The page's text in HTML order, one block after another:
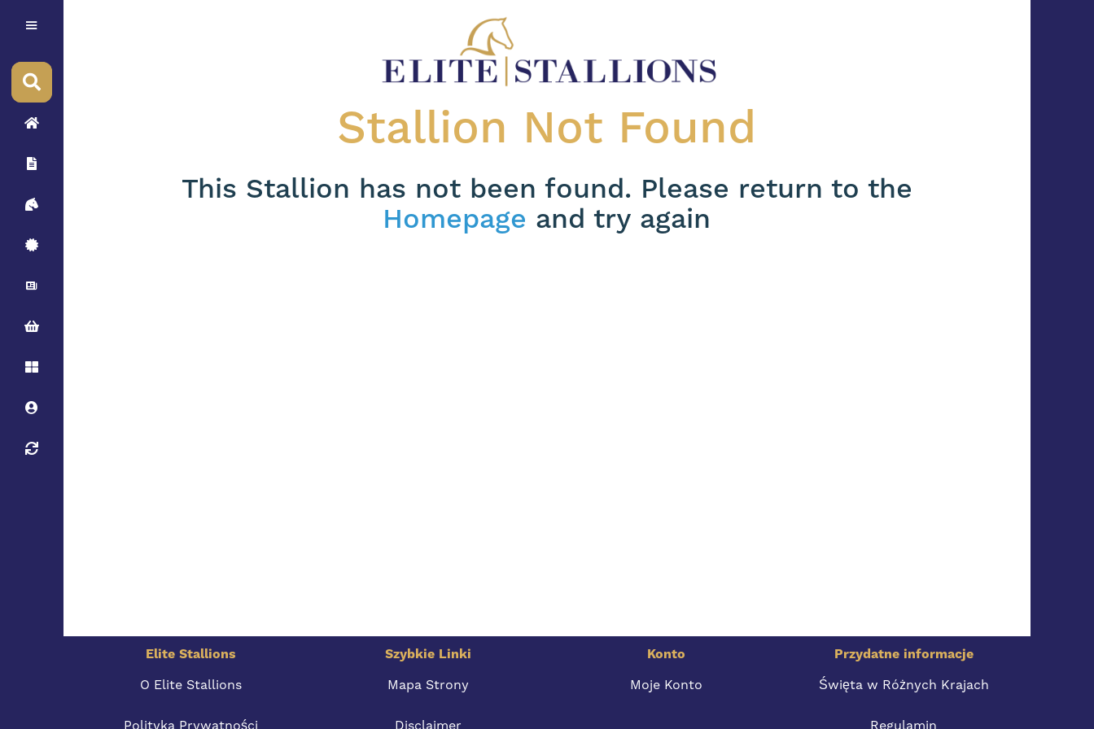
Stallion Not Found
This Stallion has not been found. Please return to the
Homepage and try again
Elite Stallions Szybkie Linki Konto
Przydatne informacje
O Elite Stallions
Mapa Strony Moje Konto Święta w Różnych Krajach
Polityka Prywatności Disclaimer Regulamin